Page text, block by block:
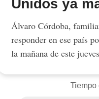
Unidos ya
Álvaro Córdoba,
responder en ese país
la mañana de este
Tiempo